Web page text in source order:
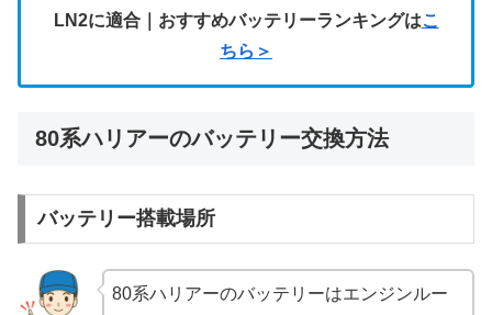
LN2に適合｜おすすめバッテリーランキングはこ
ちら＞
80系ハリアーのバッテリー交換方法
バッテリー搭載場所
80系ハリアーのバッテリーはエンジンルー